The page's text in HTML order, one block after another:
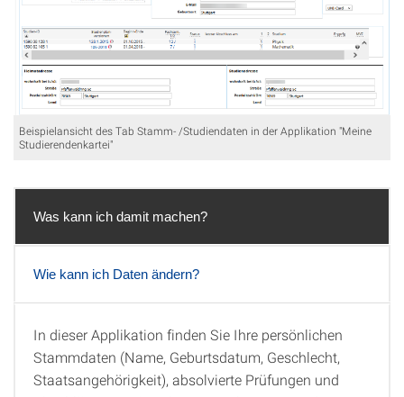
Beispielansicht des Tab Stamm- /Studiendaten in der Applikation "Meine
Studierendenkartei"
Was kann ich damit machen?
Wie kann ich Daten ändern?
Was kann ich damit machen?
In dieser Applikation finden Sie Ihre persönlichen
Stammdaten (Name, Geburtsdatum, Geschlecht,
Staatsangehörigkeit), absolvierte Prüfungen und